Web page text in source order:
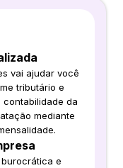
vai ajudar você
tributário e
contabilidade da
mediante
e